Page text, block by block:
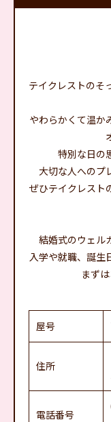
テイクレストのそ
やわらかくて温か
特別な日の
大切な人へのプ
ぜひテイクレスト
結婚式のウェル
入学や就職、誕生
まず
屋号
住所
電話番号